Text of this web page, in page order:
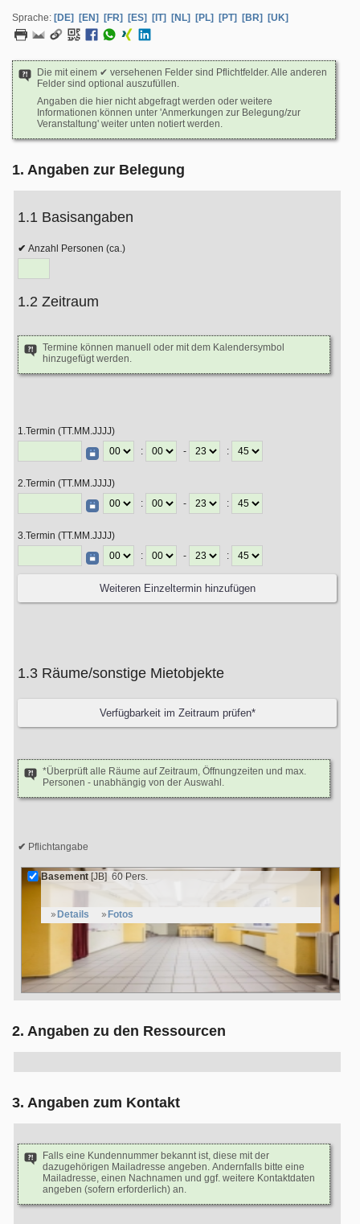
Sprache: [DE] [EN] [FR] [ES] [IT] [NL] [PL] [PT] [BR] [UK]
Die mit einem ✔ versehenen Felder sind Pflichtfelder. Alle anderen
Felder sind optional auszufüllen.
Angaben die hier nicht abgefragt werden oder weitere
Informationen können unter 'Anmerkungen zur Belegung/zur
Veranstaltung' weiter unten notiert werden.
1. Angaben zur Belegung
1.1 Basisangaben
Anzahl Personen (ca.)
1.2 Zeitraum
Termine können manuell oder mit dem Kalendersymbol
hinzugefügt werden.
1.Termin (TT.MM.JJJJ)
:
- :
2.Termin (TT.MM.JJJJ)
:
- :
3.Termin (TT.MM.JJJJ)
:
- :
1.3 Räume/sonstige Mietobjekte
*Überprüft alle Räume auf Zeitraum, Öffnungzeiten und max.
Personen - unabhängig von der Auswahl.
Pflichtangabe
Basement [JB] 60 Pers.
Details Fotos
2. Angaben zu den Ressourcen
3. Angaben zum Kontakt
Falls eine Kundennummer bekannt ist, diese mit der
dazugehörigen Mailadresse angeben. Andernfalls bitte eine
Mailadresse, einen Nachnamen und ggf. weitere Kontaktdaten
angeben (sofern erforderlich) an.